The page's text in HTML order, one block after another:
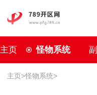
主页 怪物系统
主页>怪物系统>